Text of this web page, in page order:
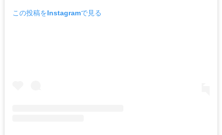
この投稿をInstagramで見る